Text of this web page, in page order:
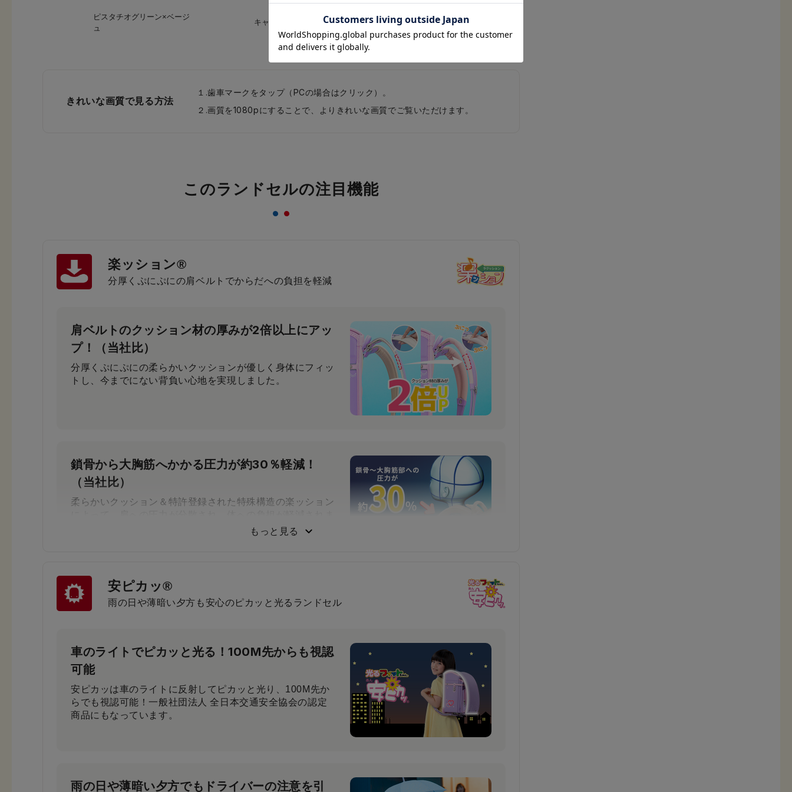
ピスタチオグリーン×ベージ
ュ
キャメル×チョコ オレンジ×オレンジ
きれいな画質で見る方法
１.歯車マークをタップ（PCの場合はクリック）。
２.画質を1080pにすることで、よりきれいな画質でご覧いただけます。
このランドセルの注目機能
楽ッション®
分厚くぷにぷにの肩ベルトでからだへの負担を軽減
肩ベルトのクッション材の厚みが2倍以上にアッ
プ！（当社比）
分厚くぷにぷにの柔らかいクッションが優しく身体にフィッ
トし、今までにない背負い心地を実現しました。
鎖骨から大胸筋へかかる圧力が約30％軽減！
（当社比）
柔らかいクッション＆特許登録された特殊構造の楽ッション
小学生から支持される圧倒的な背負い心地
もっと見る
安ピカッ®
雨の日や薄暗い夕方も安心のピカッと光るランドセル
車のライトでピカッと光る！100M先からも視認
可能
安ピカッは車のライトに反射してピカッと光り、100M先か
らでも視認可能！一般社団法人 全日本交通安全協会の認定
商品にもなっています。
雨の日や薄暗い夕方でもドライバーの注意を引